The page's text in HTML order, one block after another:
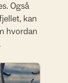
Også
kan
hvordan